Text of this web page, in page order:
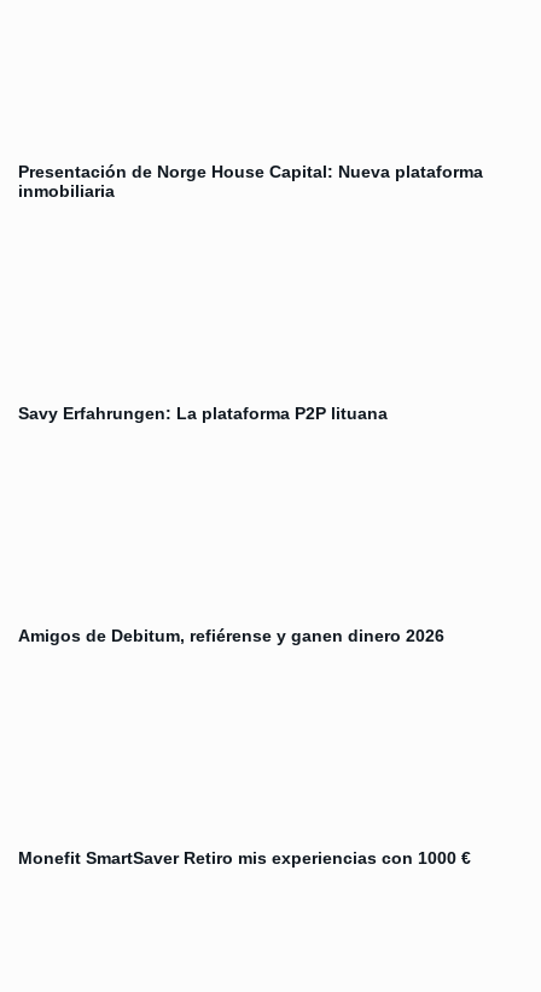
Presentación de Norge House Capital: Nueva plataforma
inmobiliaria
Savy Erfahrungen: La plataforma P2P lituana
Amigos de Debitum, refiérense y ganen dinero 2026
Monefit SmartSaver Retiro mis experiencias con 1000 €